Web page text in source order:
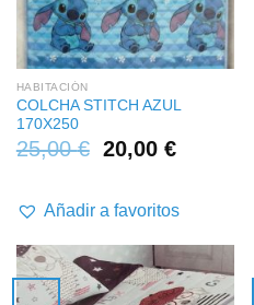
HABITACIÓN
COLCHA STITCH AZUL
170X250
25,00€ 20,00 €
Añadir a favoritos